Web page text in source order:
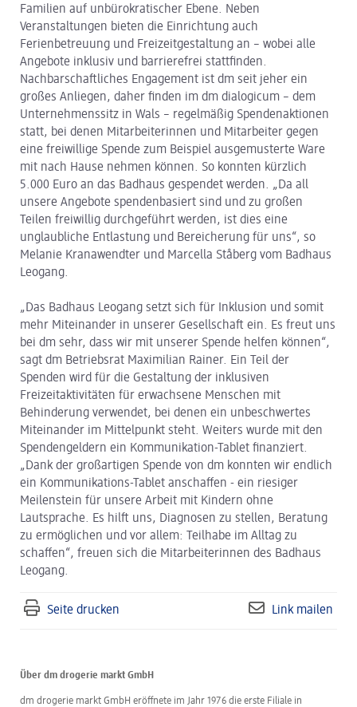
Familien auf unbürokratischer Ebene. Neben
Veranstaltungen bieten die Einrichtung auch
Ferienbetreuung und Freizeitgestaltung an – wobei alle
Angebote inklusiv und barrierefrei stattfinden.
Nachbarschaftliches Engagement ist dm seit jeher ein
großes Anliegen, daher finden im dm dialogicum – dem
Unternehmenssitz in Wals – regelmäßig Spendenaktionen
statt, bei denen Mitarbeiterinnen und Mitarbeiter gegen
eine freiwillige Spende zum Beispiel ausgemusterte Ware
mit nach Hause nehmen können. So konnten kürzlich
5.000 Euro an das Badhaus gespendet werden. „Da all
unsere Angebote spendenbasiert sind und zu großen
Teilen freiwillig durchgeführt werden, ist dies eine
unglaubliche Entlastung und Bereicherung für uns“, so
Melanie Kranawendter und Marcella Ståberg vom Badhaus
Leogang.
„Das Badhaus Leogang setzt sich für Inklusion und somit
mehr Miteinander in unserer Gesellschaft ein. Es freut uns
bei dm sehr, dass wir mit unserer Spende helfen können“,
sagt dm Betriebsrat Maximilian Rainer. Ein Teil der
Spenden wird für die Gestaltung der inklusiven
Freizeitaktivitäten für erwachsene Menschen mit
Behinderung verwendet, bei denen ein unbeschwertes
Miteinander im Mittelpunkt steht. Weiters wurde mit den
Spendengeldern ein Kommunikation-Tablet finanziert.
„Dank der großartigen Spende von dm konnten wir endlich
ein Kommunikations-Tablet anschaffen - ein riesiger
Meilenstein für unsere Arbeit mit Kindern ohne
Lautsprache. Es hilft uns, Diagnosen zu stellen, Beratung
zu ermöglichen und vor allem: Teilhabe im Alltag zu
schaffen“, freuen sich die Mitarbeiterinnen des Badhaus
Leogang.
Seite drucken Link mailen
Über dm drogerie markt GmbH
dm drogerie markt GmbH eröffnete im Jahr 1976 die erste Filiale in